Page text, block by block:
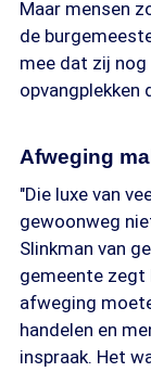
Maar mensen
de
mee dat zij
Afweging
"Die luxe van
gewoonweg
Slinkman van
gemeente zegt
afweging
handelen en
inspraak. Het